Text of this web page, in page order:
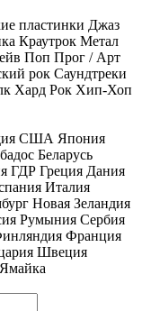
пластинки Джаз
Краутрок Метал
Поп Прог / Арт
рок Саундтреки
Хард Рок Хип-Хоп
США Япония
Беларусь
ГДР Греция Дания
Италия
Новая Зеландия
Румыния Сербия
Франция
Швеция
Ямайка